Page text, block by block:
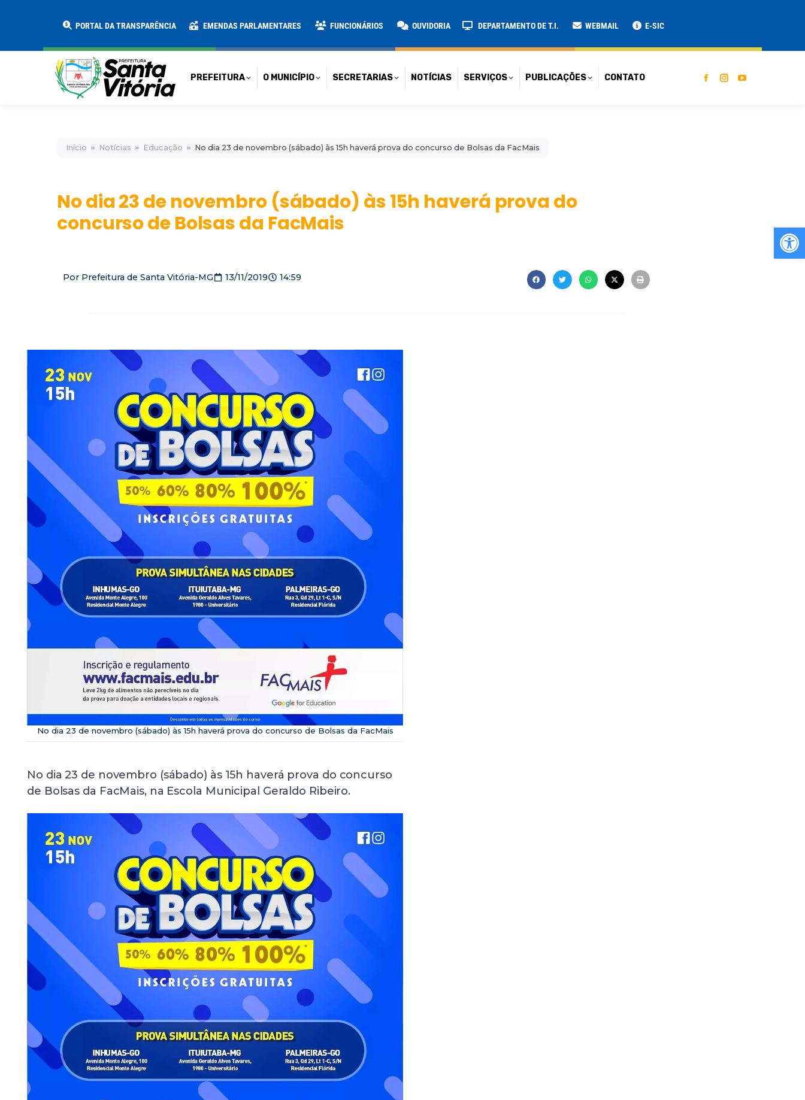
PORTAL DA TRANSPARÊNCIA EMENDAS PARLAMENTARES FUNCIONÁRIOS OUVIDORIA DEPARTAMENTO DE T.I. WEBMAIL E-SIC
PREFEITURA O MUNICÍPIO SECRETARIAS NOTÍCIAS SERVIÇOS PUBLICAÇÕES CONTATO
Início Notícias Educação No dia 23 de novembro (sábado) às 15h haverá prova do concurso de Bolsas da FacMais
No dia 23 de novembro (sábado) às 15h haverá prova do
concurso de Bolsas da FacMais
Por Prefeitura de Santa Vitória-MG 13/11/2019 14:59
No dia 23 de novembro (sábado) às 15h haverá prova do concurso de Bolsas da FacMais
No dia 23 de novembro (sábado) às 15h haverá prova do concurso
de Bolsas da FacMais, na Escola Municipal Geraldo Ribeiro.